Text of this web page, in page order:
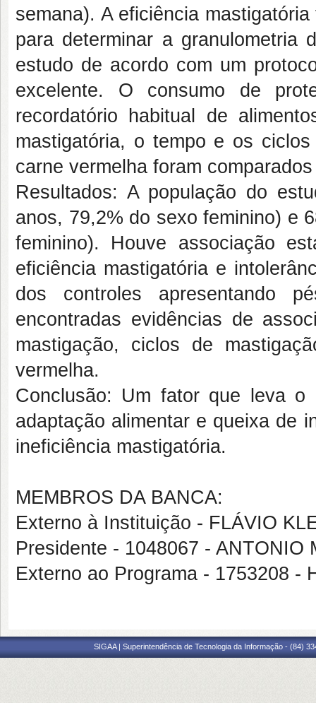
semana). A eficiência
para determinar a granulometria
estudo de acordo com um
excelente. O consumo de
recordatório habitual de
mastigatória, o tempo e os
carne vermelha foram
Resultados: A população do
anos, 79,2% do sexo feminino) e
feminino). Houve associação
eficiência mastigatória e
dos controles apresentando
encontradas evidências de
mastigação, ciclos de
vermelha.
Conclusão: Um fator que leva
adaptação alimentar e queixa de
ineficiência mastigatória.
MEMBROS DA BANCA:
Externo à Instituição - FLÁVIO
Presidente - 1048067 - ANTONIO
Externo ao Programa - 1753208 -
SIGAA | Superintendência de Tecnologia da Informação - (84)